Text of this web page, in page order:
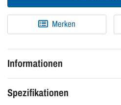
Merken
Informationen
Spezifikationen